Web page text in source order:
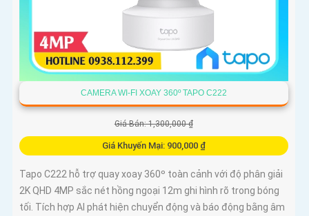
CAMERA WI-FI XOAY 360º TAPO C222
Giá Bán: 1,300,000 ₫
Giá Khuyến Mại: 900,000 ₫
Tapo C222 hỗ trợ quay xoay 360º toàn cảnh với độ phân giải
2K QHD 4MP sắc nét hồng ngoại 12m ghi hình rõ trong bóng
tối. Tích hợp AI phát hiện chuyển động và báo động bằng âm